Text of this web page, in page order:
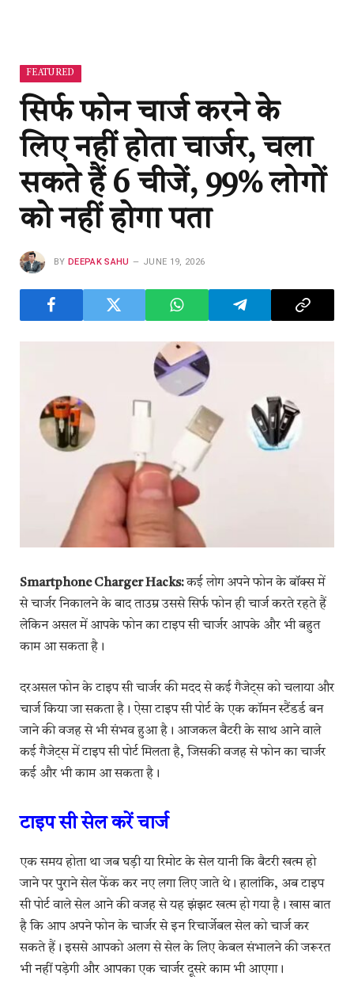
FEATURED
सिर्फ फोन चार्ज करने के
लिए नहीं होता चार्जर, चला
सकते हैं 6 चीजें, 99% लोगों
को नहीं होगा पता
BY DEEPAK SAHU JUNE 19, 2026
Smartphone Charger Hacks:कई लोग अपने फोन के बॉक्स में
से चार्जर निकालने के बाद ताउम्र उससे सिर्फ फोन ही चार्ज करते रहते हैं
लेकिन असल में आपके फोन का टाइप सी चार्जर आपके और भी बहुत
काम आ सकता है।
दरअसल फोन के टाइप सी चार्जर की मदद से कई गैजेट्स को चलाया और
चार्ज किया जा सकता है। ऐसा टाइप सी पोर्ट के एक कॉमन स्टैंडर्ड बन
जाने की वजह से भी संभव हुआ है। आजकल बैटरी के साथ आने वाले
कई गैजेट्स में टाइप सी पोर्ट मिलता है, जिसकी वजह से फोन का चार्जर
कई और भी काम आ सकता है।
टाइप सी सेल करें चार्ज
एक समय होता था जब घड़ी या रिमोट के सेल यानी कि बैटरी खत्म हो
जाने पर पुराने सेल फेंक कर नए लगा लिए जाते थे। हालांकि, अब टाइप
सी पोर्ट वाले सेल आने की वजह से यह झंझट खत्म हो गया है। खास बात
है कि आप अपने फोन के चार्जर से इन रिचार्जेबल सेल को चार्ज कर
सकते हैं। इससे आपको अलग से सेल के लिए केबल संभालने की जरूरत
भी नहीं पड़ेगी और आपका एक चार्जर दूसरे काम भी आएगा।